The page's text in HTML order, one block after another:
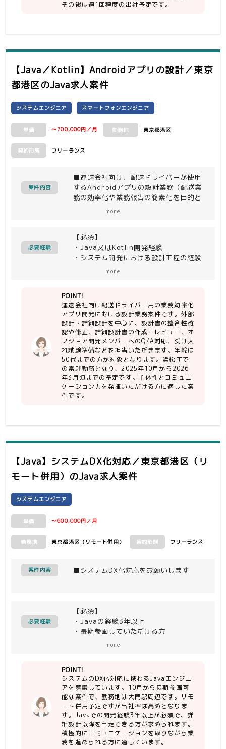
その後は週1回程度の出社予定です。
【Java／Kotlin】Androidアプリの設計／東京
都港区のJava求人案件
システムエンジニア スマートフォンエンジニア
単価 〜700,000円／月 勤務地 東京都港区
契約形態 フリーランス
案件内容
■運送会社向け、配送ドライバーが使用
するAndroidアプリの設計業務（配送業
務の効率化や業務報告の簡素化を目的と
発工程のフォロー、Q/A
・作業：下記いずれかを担当
を調査および修正
顧客指摘事項の修正および水平展開
-詳細設計
外部設計書を元に詳細設計書を作成、レ
ビュー対応
-開発工程以降
PGメンバー（オフショア）からの設計
内容に関する質疑応答対応。
単体テスト仕様の補助やレビュー対応
more
必要経験
【必須】
・Java又はKotlin開発経験
・システム開発における設計工程の経験
・構成管理ツール経験（現場ではgit使
用）
【人物】
・スケジュール／工数も考慮して対応出
来る人
・主体的に業務をこなせる方
・コミュニケーションに長けてる方
・勤怠が安定している方
more
POINT!
運送会社向け配送ドライバー用の業務効率化
アプリ開発における設計業務案件です。外部
設計・詳細設計を中心に、設計書の整合性確
認や修正、詳細設計書の作成・レビュー、オ
フショア開発メンバーへのQ/A対応、受け入
れ試験準備などを担当いただきます。年齢は
50代までの方が対象となります。浜松町で
の常駐勤務となり、2025年10月から2026
年3月頃までの予定です。主体性とコミュニ
ケーション力を発揮いただける方に適した案
件です。
【Java】システムDX化対応／東京都港区（リ
モート併用） のJava求人案件
システムエンジニア
単価 〜600,000円／月
勤務地 東京都港区（リモート併用） 契約形態 フリーランス
案件内容 ■システムDX化対応をお願いします
必要経験
【必須】
・Javaの経験3年以上
・長期参画していただける方
【尚可】
・コーディングレビュー、コーチングが
できる方
・AWS＋Javaでの開発経験がある方
・AWS Lambdaでの開発経験がある方
・Javaフレームワーク
（SprintBoot/Micronaut/MyBatis）
more
POINT!
システムのDX化対応に携わるJavaエンジニ
アを募集しています。10月から長期参画可
能な案件で、勤務地は大門駅周辺です。リモ
ート併用予定ですが出社率は高めとなりま
す。Javaでの開発経験3年以上が必須で、詳
細設計以降を自走できる方が求められます。
積極的にコミュニケーションを取りながら業
務を進められる方に適しています。